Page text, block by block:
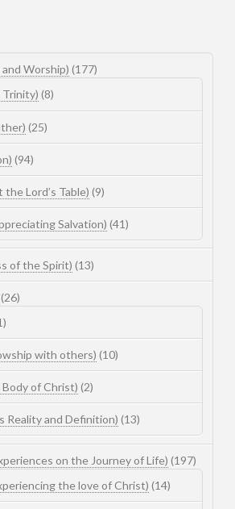
Worship) (177)
Trinity) (8)
(25)
(94)
Lord’s Table) (9)
Salvation) (41)
of the Spirit) (13)
(26)
with others) (10)
of Christ) (2)
Reality and Definition) (13)
on the Journey of Life) (197)
the love of Christ) (14)